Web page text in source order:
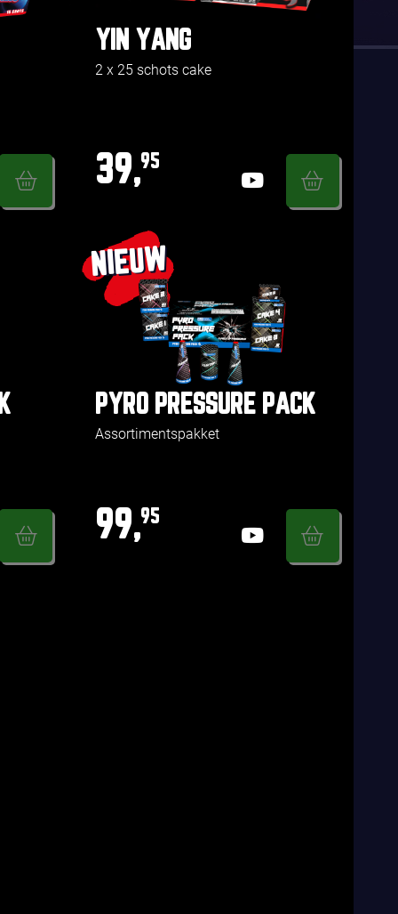
YIN YANG
2 x 25 schots cake
39,95
NIEUW
PYRO PRESSURE PACK
Assortimentspakket
99,95